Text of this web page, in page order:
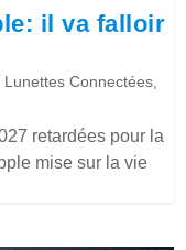
il va falloir
Lunettes Connectées,
retardées pour la
mise sur la vie